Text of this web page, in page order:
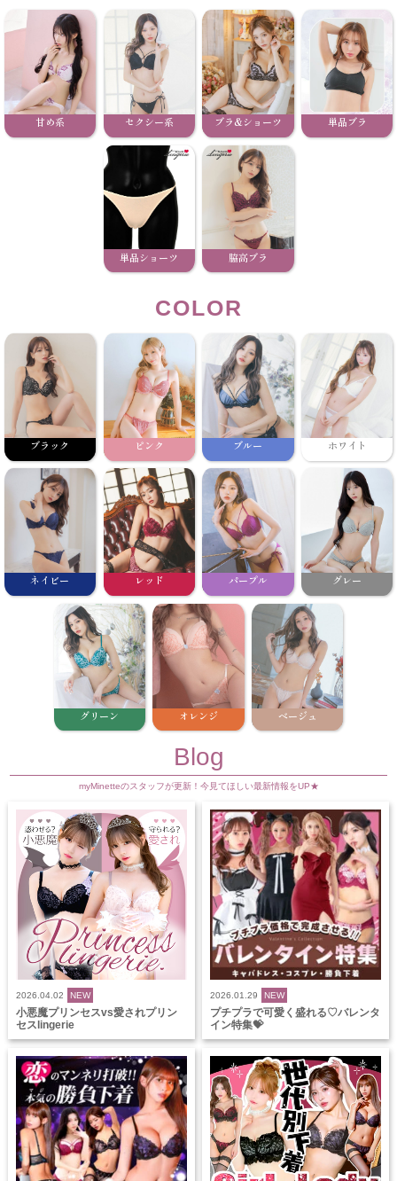
甘め系 セクシー系 ブラ&ショーツ 単品ブラ
単品ショーツ 脇高ブラ
COLOR
ブラック ピンク ブルー ホワイト
ネイビー レッド パープル グレー
グリーン オレンジ ベージュ
Blog
myMinetteのスタッフが更新！今見てほしい最新情報をUP★
2026.04.02 NEW
小悪魔プリンセスvs愛されプリン
セスlingerie
2026.01.29 NEW
プチプラで可愛く盛れる♡バレンタ
イン特集💝